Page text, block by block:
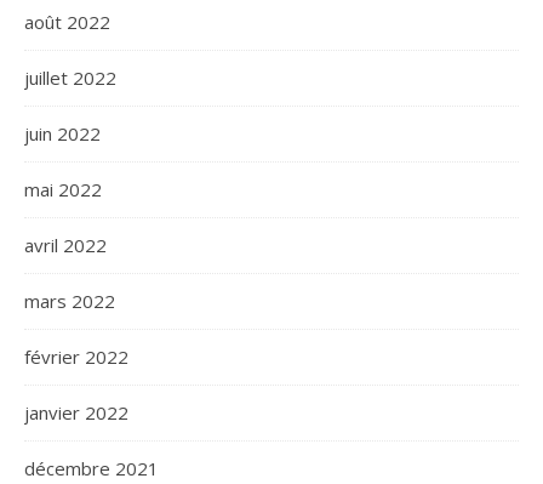
août 2022
juillet 2022
juin 2022
mai 2022
avril 2022
mars 2022
février 2022
janvier 2022
décembre 2021